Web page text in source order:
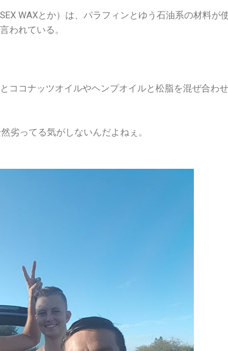
WAXとか）は、パラフィンとゆう石油系の材料が
われている。
ココナッツオイルやヘンプオイルと松脂を混ぜ合わ
劣ってる気がしないんだよねぇ。